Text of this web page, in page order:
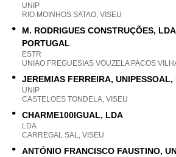
UNIP
RIO MOINHOS SATAO, VISEU
M. RODRIGUES CONSTRUÇÕES,
PORTUGAL
ESTR
UNIAO FREGUESIAS VOUZELA PACOS
JEREMIAS FERREIRA, UNIPESSOAL,
UNIP
CASTELOES TONDELA, VISEU
CHARME100IGUAL, LDA
LDA
CARREGAL SAL, VISEU
ANTÓNIO FRANCISCO FAUSTINO,